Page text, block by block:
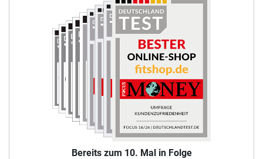
Bereits zum 10. Mal in Folge